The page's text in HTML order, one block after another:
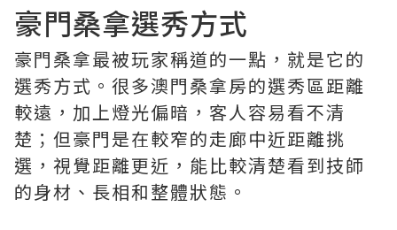
豪門桑拿選秀方式
豪門桑拿最被玩家稱道的一點，就是它的
選秀方式。很多澳門桑拿房的選秀區距離
較遠，加上燈光偏暗，客人容易看不清
楚；但豪門是在較窄的走廊中近距離挑
選，視覺距離更近，能比較清楚看到技師
的身材、長相和整體狀態。